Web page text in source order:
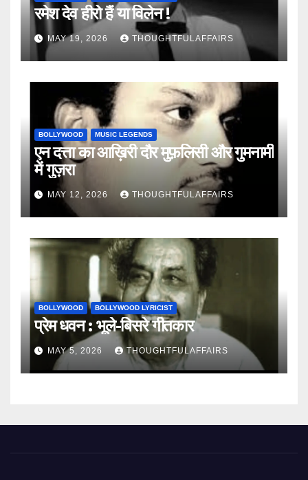
रमेश देव हीरो हैं या विलेन !
MAY 19, 2026 THOUGHTFULAFFAIRS
BOLLYWOOD MUSIC LEGENDS
एन दत्ता का आख़िरी दौर मुफ़लिसी और गुमनामी
में गुज़रा
MAY 12, 2026 THOUGHTFULAFFAIRS
BOLLYWOOD BOLLYWOOD LYRICIST
प्रेम धवन : भूले-बिसरे गीतकार
MAY 5, 2026 THOUGHTFULAFFAIRS